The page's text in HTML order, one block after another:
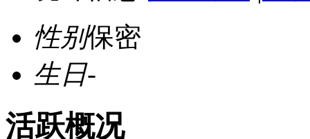
性别保密
生日-
活跃概况